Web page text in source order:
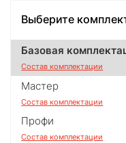
Выберите
Базовая
Состав комплектации
Мастер
Состав комплектации
Профи
Состав комплектации